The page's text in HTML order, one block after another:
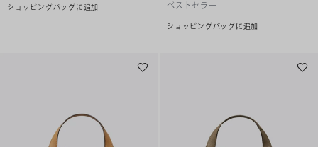
ショッピングバッグに追加 ベストセラー
ショッピングバッグに追加